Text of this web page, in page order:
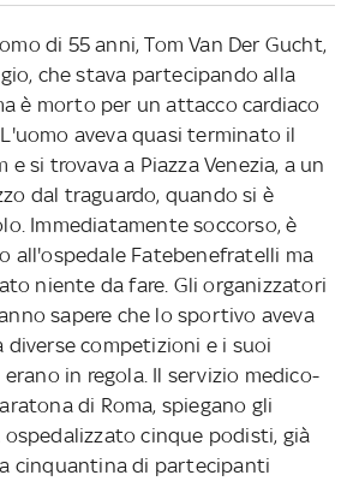
di 55 anni, Tom Van Der Gucht,
che stava partecipando alla
è morto per un attacco cardiaco
aveva quasi terminato il
e si trovava a Piazza Venezia, a un
dal traguardo, quando si è
Immediatamente soccorso, è
all'ospedale Fatebenefratelli ma
niente da fare. Gli organizzatori
sapere che lo sportivo aveva
competizioni e i suoi
in regola. Il servizio medico-
di Roma, spiegano gli
cinque podisti, già
cinquantina di partecipanti